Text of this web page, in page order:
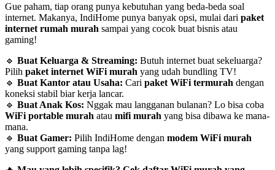
Gue paham, tiap orang punya kebutuhan yang beda-beda soal
internet. Makanya, IndiHome punya banyak opsi, mulai dari paket
internet rumah murah sampai yang cocok buat bisnis atau
gaming!
🔹 Buat Keluarga & Streaming: Butuh internet buat sekeluarga?
Pilih paket internet WiFi murah yang udah bundling TV!
🔹 Buat Kantor atau Usaha: Cari paket WiFi termurah dengan
koneksi stabil biar kerja lancar.
🔹 Buat Anak Kos: Nggak mau langganan bulanan? Lo bisa coba
WiFi portable murah atau mifi murah yang bisa dibawa ke mana-
mana.
🔹 Buat Gamer: Pilih IndiHome dengan modem WiFi murah
yang support gaming tanpa lag!